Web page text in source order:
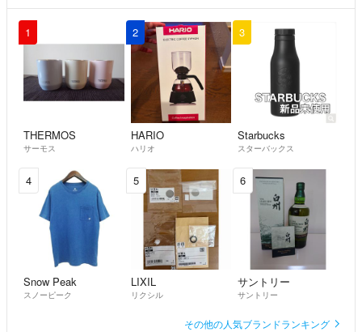
慎重にご検討くださいますよう
お願い申し上げます。
必要な方の元へ商品が届くよう
皆さまとの出逢いを楽しみに出品しております。
よろしくお願いします☺️🌟
1
THERMOS
サーモス
2
HARIO
ハリオ
3
Starbucks
スターバックス
4
Snow Peak
スノーピーク
5
LIXIL
リクシル
6
サントリー
サントリー
その他の人気ブランドランキング